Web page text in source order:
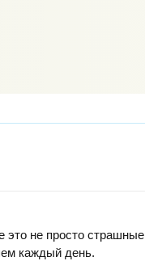
это не просто страшные
каждый день.